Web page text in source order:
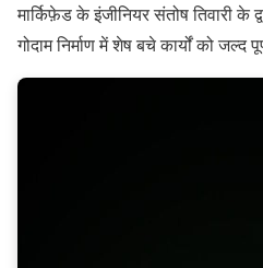
मार्किफ़ेड के इंजीनियर संतोष तिवारी के
गोदाम निर्माण में शेष बचे कार्यों को जल्द